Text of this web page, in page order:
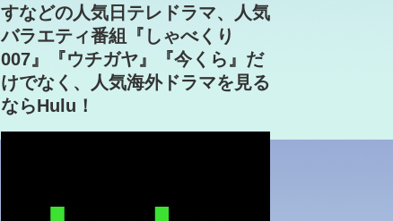
すなどの人気日テレドラマ、人気
バラエティ番組『しゃべくり
007』『ウチガヤ』『今くら』だ
けでなく、人気海外ドラマを見る
ならHulu！